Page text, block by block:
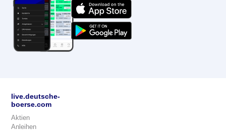
live.deutsche-
boerse.com
Aktien
Anleihen